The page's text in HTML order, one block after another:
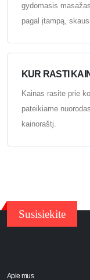
gydomasis
pagal įtampą,
KUR RASTI
Kainas rasite prie
pateikiame
kainoraštį.
Susisiekite
Apie mus